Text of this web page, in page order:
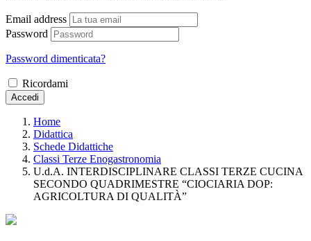
Email address
Password
Password dimenticata?
Ricordami
Accedi
Home
Didattica
Schede Didattiche
Classi Terze Enogastronomia
U.d.A. INTERDISCIPLINARE CLASSI TERZE CUCINA
SECONDO QUADRIMESTRE “CIOCIARIA DOP:
AGRICOLTURA DI QUALITÀ”